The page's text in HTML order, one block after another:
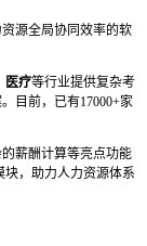
源全局协同效率的软
医疗等行业提供复杂考
目前，已有17000+家
薪酬计算等亮点功能
，助力人力资源体系